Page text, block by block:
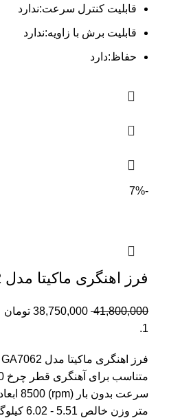
قابلیت کنترل سرعت:ندارد
قابلیت برش با زاویه:ندارد
حفاظ:دارد
-7%
فرز اهنگری ماکیتا مدل GA7062
41,800,000
38,750,000 تومان
متر وزن خالص 5.51 - 6.02 کیلوگرم